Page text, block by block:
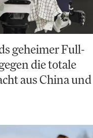
geheimer Full-
die totale
aus China und